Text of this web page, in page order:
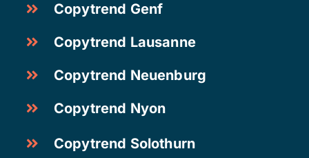
Copytrend Genf
Copytrend Lausanne
Copytrend Neuenburg
Copytrend Nyon
Copytrend Solothurn